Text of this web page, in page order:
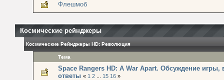
Флешмоб
Космические рейнджеры
Космические Рейнджеры HD: Революция
Тема
Space Rangers HD: A War Apart. Обсуждение игры,
ответы « 1 2 15 16 »